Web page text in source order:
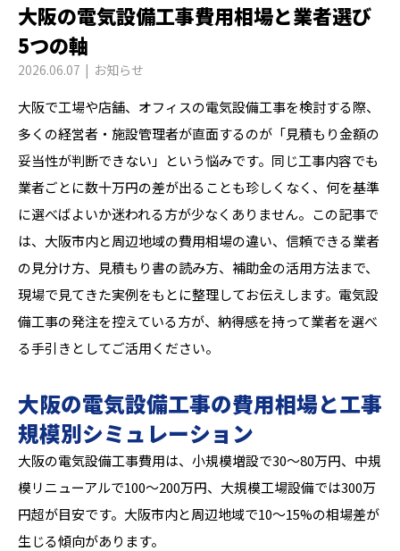
大阪の電気設備工事費用相場と業者選び
5つの軸
2026.06.07 お知らせ
大阪で工場や店舗、オフィスの電気設備工事を検討する際、
多くの経営者・施設管理者が直面するのが「見積もり金額の
妥当性が判断できない」という悩みです。同じ工事内容でも
業者ごとに数十万円の差が出ることも珍しくなく、何を基準
に選べばよいか迷われる方が少なくありません。この記事で
は、大阪市内と周辺地域の費用相場の違い、信頼できる業者
の見分け方、見積もり書の読み方、補助金の活用方法まで、
現場で見てきた実例をもとに整理してお伝えします。電気設
備工事の発注を控えている方が、納得感を持って業者を選べ
る手引きとしてご活用ください。
大阪の電気設備工事の費用相場と工事
規模別シミュレーション
大阪の電気設備工事費用は、小規模増設で30〜80万円、中規
模リニューアルで100〜200万円、大規模工場設備では300万
円超が目安です。大阪市内と周辺地域で10〜15%の相場差が
生じる傾向があります。